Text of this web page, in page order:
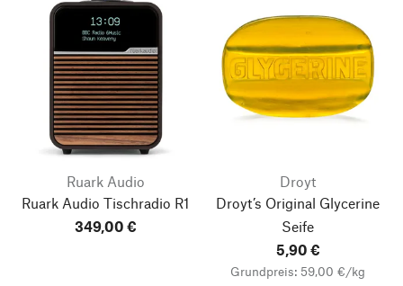
Ruark Audio
Ruark Audio Tischradio R1
349,00 €
Droyt
Droyt’s Original Glycerine
Seife
5,90 €
Grundpreis: 59,00 €/kg
Nach oben